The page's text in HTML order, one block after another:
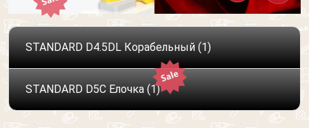
STANDARD D4.5DL Корабельный (1)
STANDARD D5C Елочка (1)